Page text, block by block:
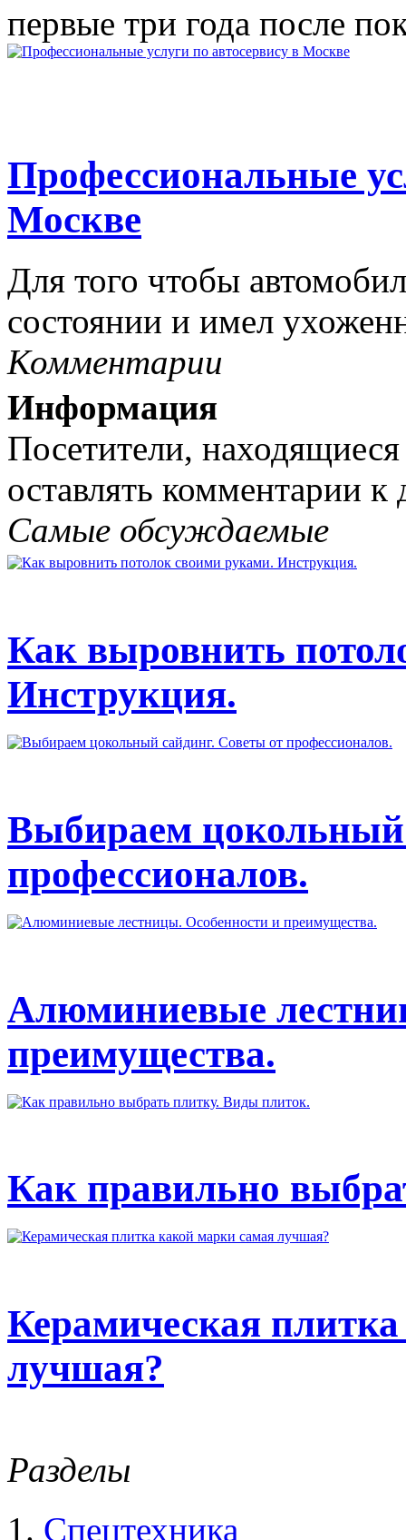
первые три года после
Профессиональные
Москве
Для того чтобы
состоянии и имел
Комментарии
Информация
Посетители,
оставлять комментарии
Самые обсуждаемые
Как выровнить
Инструкция.
Выбираем цокольный
профессионалов.
Алюминиевые
преимущества.
Как правильно
Керамическая
лучшая?
Разделы
Спецтехника